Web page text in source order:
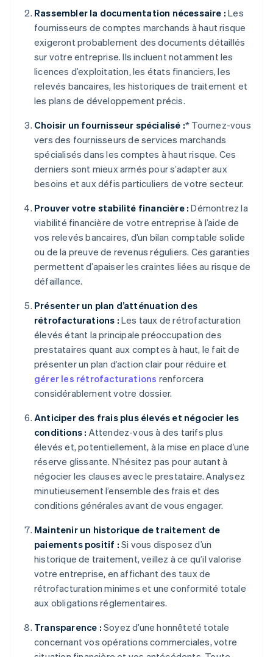
Rassembler la documentation nécessaire : Les
fournisseurs de comptes marchands à haut risque
exigeront probablement des documents détaillés
sur votre entreprise. Ils incluent notamment les
licences d’exploitation, les états financiers, les
relevés bancaires, les historiques de traitement et
les plans de développement précis.
Choisir un fournisseur spécialisé :* Tournez-vous
vers des fournisseurs de services marchands
spécialisés dans les comptes à haut risque. Ces
derniers sont mieux armés pour s’adapter aux
besoins et aux défis particuliers de votre secteur.
Prouver votre stabilité financière : Démontrez la
viabilité financière de votre entreprise à l’aide de
vos relevés bancaires, d’un bilan comptable solide
ou de la preuve de revenus réguliers. Ces garanties
permettent d’apaiser les craintes liées au risque de
défaillance.
Présenter un plan d’atténuation des
rétrofacturations : Les taux de rétrofacturation
élevés étant la principale préoccupation des
prestataires quant aux comptes à haut, le fait de
présenter un plan d’action clair pour réduire et
gérer les rétrofacturations renforcera
considérablement votre dossier.
Anticiper des frais plus élevés et négocier les
conditions : Attendez-vous à des tarifs plus
élevés et, potentiellement, à la mise en place d’une
réserve glissante. N’hésitez pas pour autant à
négocier les clauses avec le prestataire. Analysez
minutieusement l’ensemble des frais et des
conditions générales avant de vous engager.
Maintenir un historique de traitement de
paiements positif : Si vous disposez d’un
historique de traitement, veillez à ce qu’il valorise
votre entreprise, en affichant des taux de
rétrofacturation minimes et une conformité totale
aux obligations réglementaires.
Transparence : Soyez d’une honnêteté totale
concernant vos opérations commerciales, votre